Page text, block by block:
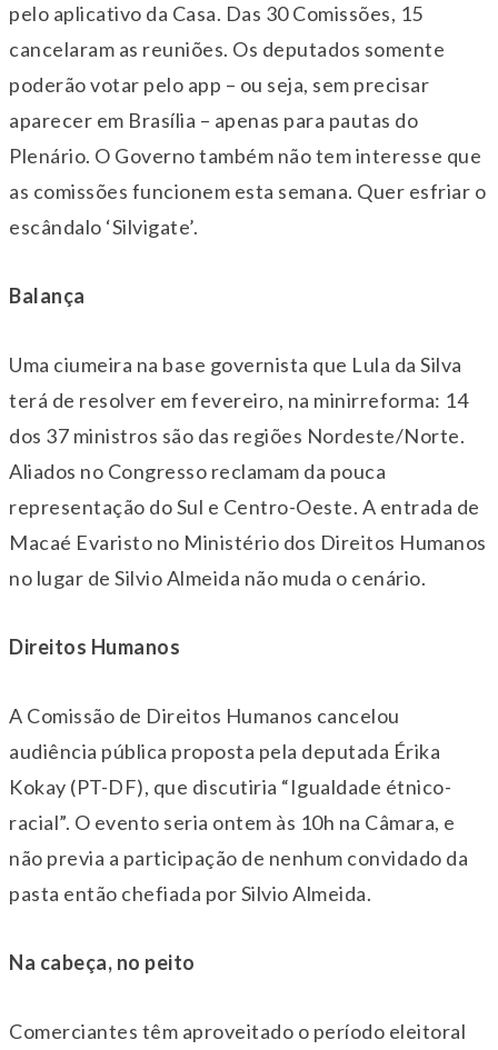
pelo aplicativo da Casa. Das 30 Comissões, 15
cancelaram as reuniões. Os deputados somente
poderão votar pelo app – ou seja, sem precisar
aparecer em Brasília – apenas para pautas do
Plenário. O Governo também não tem interesse que
as comissões funcionem esta semana. Quer esfriar o
escândalo ‘Silvigate’.
Balança
Uma ciumeira na base governista que Lula da Silva
terá de resolver em fevereiro, na minirreforma: 14
dos 37 ministros são das regiões Nordeste/Norte.
Aliados no Congresso reclamam da pouca
representação do Sul e Centro-Oeste. A entrada de
Macaé Evaristo no Ministério dos Direitos Humanos
no lugar de Silvio Almeida não muda o cenário.
Direitos Humanos
A Comissão de Direitos Humanos cancelou
audiência pública proposta pela deputada Érika
Kokay (PT-DF), que discutiria “Igualdade étnico-
racial”. O evento seria ontem às 10h na Câmara, e
não previa a participação de nenhum convidado da
pasta então chefiada por Silvio Almeida.
Na cabeça, no peito
Comerciantes têm aproveitado o período eleitoral